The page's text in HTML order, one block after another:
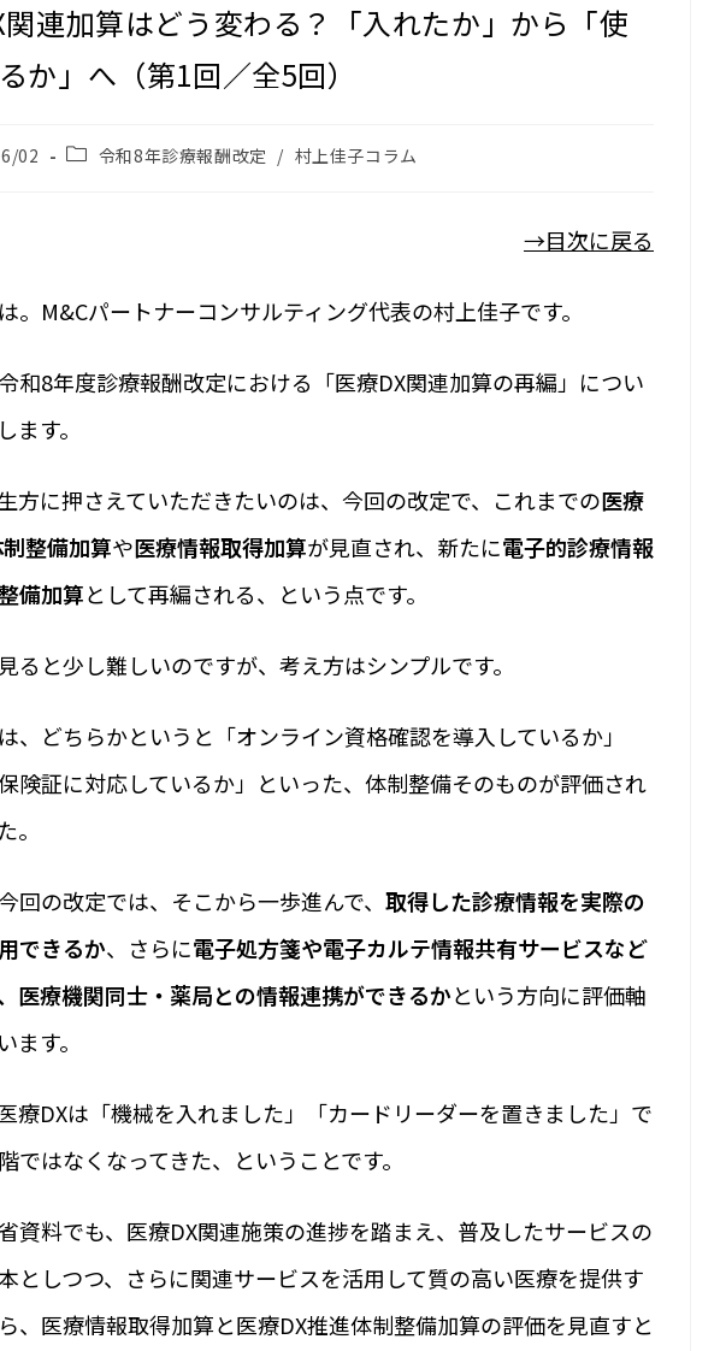
連加算はどう変わる？――「入れたか」から「使
か」へ（第1回／全5回）
02 令和8年診療報酬改定 / 村上佳子コラム
→目次に戻る
。M&Cパートナーコンサルティング代表の村上佳子です。
和8年度診療報酬改定における「医療DX関連加算の再編」につい
ます。
方に押さえていただきたいのは、今回の改定で、これまでの医療
整備加算や医療情報取得加算が見直され、新たに電子的診療情報
備加算として再編される、という点です。
ると少し難しいのですが、考え方はシンプルです。
、どちらかというと「オンライン資格確認を導入しているか」
保険証に対応しているか」といった、体制整備そのものが評価され
。
回の改定では、そこから一歩進んで、 取得した診療情報を実際の
できるか、さらに電子処方箋や電子カルテ情報共有サービスなど
医療機関同士・薬局との情報連携ができるかという方向に評価軸
ます。
療DXは「機械を入れました」「カードリーダーを置きました」で
ではなくなってきた、ということです。
資料でも、医療DX関連施策の進捗を踏まえ、普及したサービスの
としつつ、さらに関連サービスを活用して質の高い医療を提供す
、医療情報取得加算と医療DX推進体制整備加算の評価を見直すと